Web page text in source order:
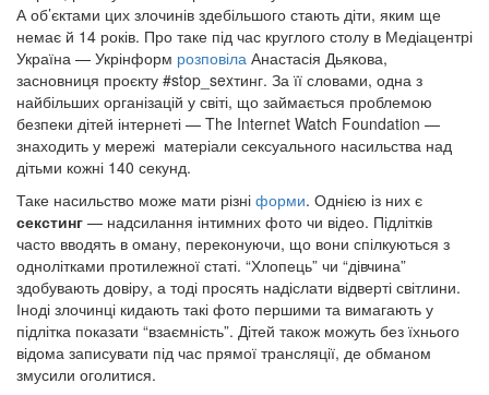
А об’єктами цих злочинів здебільшого стають діти, яким ще
немає й 14 років. Про таке під час круглого столу в Медіацентрі
Україна — Укрінформ розповіла Анастасія Дьякова,
засновниця проєкту #stop_sexтинг. За її словами, одна з
найбільших організацій у світі, що займається проблемою
безпеки дітей інтернеті — The Internet Watch Foundation —
знаходить у мережі матеріали сексуального насильства над
дітьми кожні 140 секунд.
Таке насильство може мати різні форми. Однією із них є
секстинг — надсилання інтимних фото чи відео. Підлітків
часто вводять в оману, переконуючи, що вони спілкуються з
однолітками протилежної статі. “Хлопець” чи “дівчина”
здобувають довіру, а тоді просять надіслати відверті світлини.
Іноді злочинці кидають такі фото першими та вимагають у
підлітка показати “взаємність”. Дітей також можуть без їхнього
відома записувати під час прямої трансляції, де обманом
змусили оголитися.